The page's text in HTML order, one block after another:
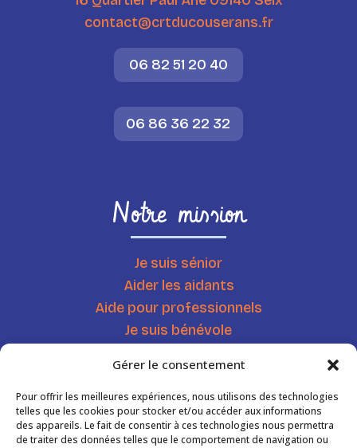
Gérer le consentement
Pour offrir les meilleures expériences, nous utilisons des technologies
telles que les cookies pour stocker et/ou accéder aux informations
des appareils. Le fait de consentir à ces technologies nous permettra
de traiter des données telles que le comportement de navigation ou
contact@crtducouserans.fr
06 82 51 20 40
06 86 36 22 32
Notre mission
Je suis sénior
Aider les aidants
Aide pour professionnels
Je suis bénévole
Agenda
Actualités